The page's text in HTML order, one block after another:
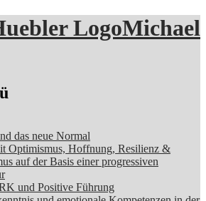
Michael
das neue Normal
Optimismus, Hoffnung, Resilienz &
auf der Basis einer progressiven
und Positive Führung